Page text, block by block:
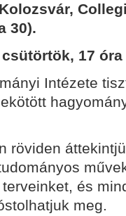
30).
17 óra
Intézete
röviden
és
meg.